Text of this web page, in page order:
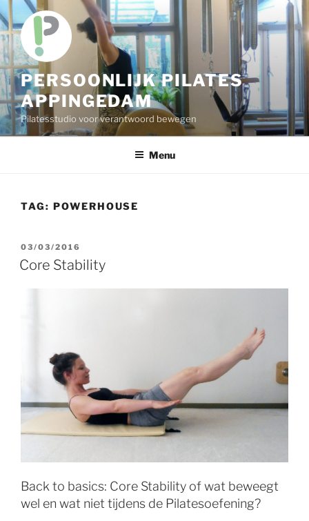
Skip
to
content
PERSOONLIJK PILATES
APPINGEDAM
Pilatesstudio voor verantwoord bewegen
Menu
TAG: POWERHOUSE
POSTED
ON
03/03/2016
Core Stability
Back to basics: Core Stability of wat beweegt
wel en wat niet tijdens de Pilatesoefening?